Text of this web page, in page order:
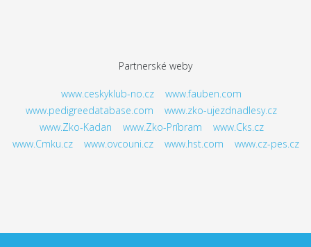
Partnerské weby
www.ceskyklub-no.cz
www.fauben.com
www.pedigreedatabase.com
www.zko-ujezdnadlesy.cz
www.Zko-Kadan
www.Zko-Príbram
www.Cks.cz
www.Cmku.cz
www.ovcouni.cz www.hst.com www.cz-pes.cz